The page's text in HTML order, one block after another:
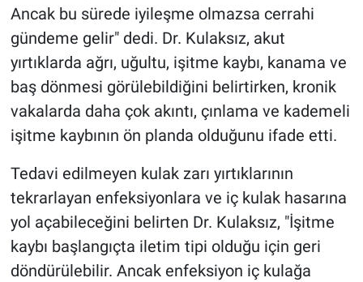
Ancak bu sürede iyileşme olmazsa cerrahi
gündeme gelir" dedi. Dr. Kulaksız, akut
yırtıklarda ağrı, uğultu, işitme kaybı, kanama ve
baş dönmesi görülebildiğini belirtirken, kronik
vakalarda daha çok akıntı, çınlama ve kademeli
işitme kaybının ön planda olduğunu ifade etti.
Tedavi edilmeyen kulak zarı yırtıklarının
tekrarlayan enfeksiyonlara ve iç kulak hasarına
yol açabileceğini belirten Dr. Kulaksız, "İşitme
kaybı başlangıçta iletim tipi olduğu için geri
döndürülebilir. Ancak enfeksiyon iç kulağa